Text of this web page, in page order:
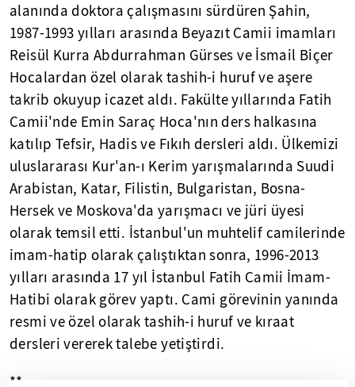
alanında doktora çalışmasını sürdüren Şahin,
1987-1993 yılları arasında Beyazıt Camii imamları
Reisül Kurra Abdurrahman Gürses ve İsmail Biçer
Hocalardan özel olarak tashih-i huruf ve aşere
takrib okuyup icazet aldı. Fakülte yıllarında Fatih
Camii'nde Emin Saraç Hoca'nın ders halkasına
katılıp Tefsir, Hadis ve Fıkıh dersleri aldı. Ülkemizi
uluslararası Kur'an-ı Kerim yarışmalarında Suudi
Arabistan, Katar, Filistin, Bulgaristan, Bosna-
Hersek ve Moskova'da yarışmacı ve jüri üyesi
olarak temsil etti. İstanbul'un muhtelif camilerinde
imam-hatip olarak çalıştıktan sonra, 1996-2013
yılları arasında 17 yıl İstanbul Fatih Camii İmam-
Hatibi olarak görev yaptı. Cami görevinin yanında
resmi ve özel olarak tashih-i huruf ve kıraat
dersleri vererek talebe yetiştirdi.
**